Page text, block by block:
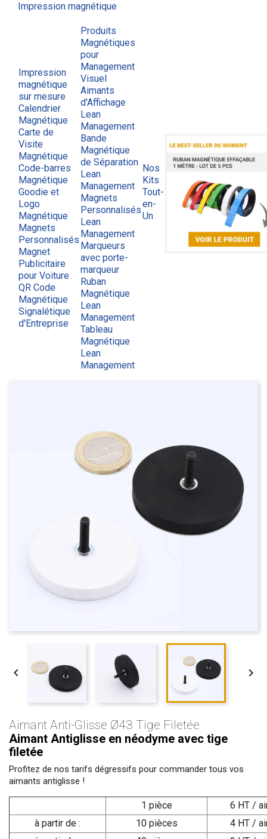
Impression magnétique
Impression
magnétique
sur mesure
Calendrier
Magnétique
Carte de
Visite
Magnétique
Code-barres
Magnétique
Goodie et
Logo
Magnétique
Magnets
Personnalisés
Magnet
Publicitaire
pour Voiture
QR Code
Magnétique
Signalétique
d'Entreprise
Produits
Magnétiques
pour
Management
Visuel
Aimants
d'Affichage
Lean
Management
Bande
Magnétique
de Séparation
Lean
Management
Magnets
Personnalisés
Lean
Management
Marqueurs
avec porte-
marqueur
Ruban
Magnétique
Lean
Management
Tableau
Magnétique
Lean
Management
Nos
Kits
Tout-
en-
Un
 
Aimant Anti-Glisse Ø43 Tige Filetée
Aimant Antiglisse en néodyme avec tige
filetée
Profitez de nos tarifs dégressifs pour commander tous vos
aimants antiglisse !
1 pièce
6 HT /
à partir de :
10 pièces
4 HT /